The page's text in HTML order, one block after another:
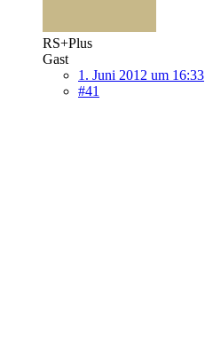
RS+Plus
Gast
1. Juni 2012 um 16:33
#41